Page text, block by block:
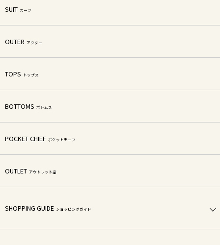
SUIT スーツ
OUTER アウター
TOPS トップス
BOTTOMS ボトムス
POCKET CHIEF ポケットチーフ
OUTLET アウトレット品
SHOPPING GUIDE ショッピングガイド